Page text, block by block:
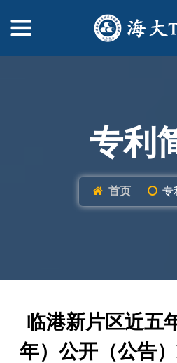
专利
首页 专
临港新片区近五
年）公开（公告